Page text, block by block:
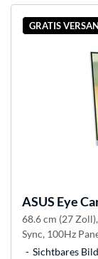
GRATIS
ASUS Eye
68.6 cm (27
Sync, 100Hz
Sichtbares